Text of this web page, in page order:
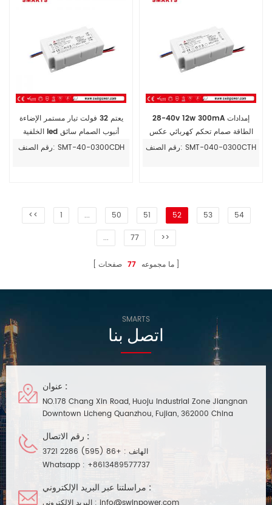
يعتم 32 فولت تيار مستمر الإضاءة
الخلفية led أنبوب الصمام سائق
300ma IP20
رقم الصنف: SMT-40-0300CDH
28-40v 12w 300mA إمدادات
الطاقة صمام تحكم كهربائي عكس
الضوء الصمام سائق
رقم الصنف: SMT-040-0300CTH
<< 1 ... 50 51 52 53
54
...
77 >>
ما مجموعه 77 صفحات
SMARTS
اتصل بنا
عنوان :
NO.178 Chang Xin Road, Huoju Industrial Zone Jiangnan
Downtown Licheng Quanzhou, Fujian, 362000 China
رقم الاتصال :
الهاتف : +86 (595) 2286 3721
Whatsapp : +8613489577737
مراسلتنا عبر البريد الإلكتروني :